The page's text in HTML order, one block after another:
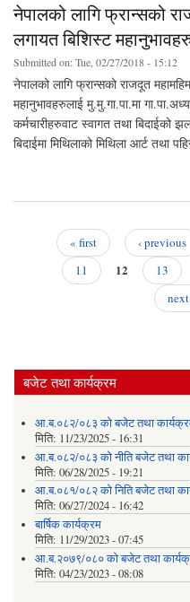
नेपालको लागि फ्रान्सको
लगायत बिशिस्ट महानुभावहरु
Submitted on:Tue, 02/27/2018 - 15:12
नेपालको लागि फ्रान्सको राजदूत
महानुभावहरुलाई मु.मु.गा.पा.मा
कर्मचारीहरुवाट स्वागत तथा बिदाईको
बिदाईमा मिथिलाको मिथिला आर्ट तथा
« first ‹ previous
11
12 13
next
बजेट तथा कार्यक्रम
आ.ब.०८२/०८३ को बजेट तथा
मिति: 11/23/2025 - 16:31
आ.ब.०८२/०८३ को नीति बजेट तथा
मिति: 06/28/2025 - 19:21
आ.ब.०८१/०८२ को निति बजेट तथा
मिति: 06/27/2024 - 16:42
बार्षिक कार्यक्रम
मिति: 11/29/2023 - 07:45
आ.ब.२०७९/०८० को बजेट तथा
मिति: 04/23/2023 - 08:08